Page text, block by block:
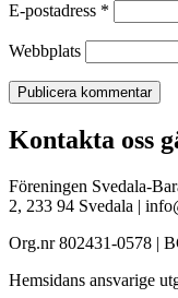
E-postadress *
Webbplats
Kontakta oss
Föreningen Svedala-
2, 233 94 Svedala |
Org.nr 802431-0578 |
Hemsidans ansvarige